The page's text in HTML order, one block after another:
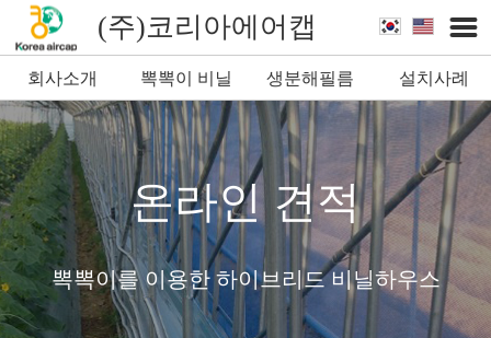
(주)코리아에어캡
회사소개 뽁뽁이 비닐
생분해필름
뽁뽁이
설치사례
온라인 견적
뽁뽁이를 이용한 하이브리드 비닐하우스